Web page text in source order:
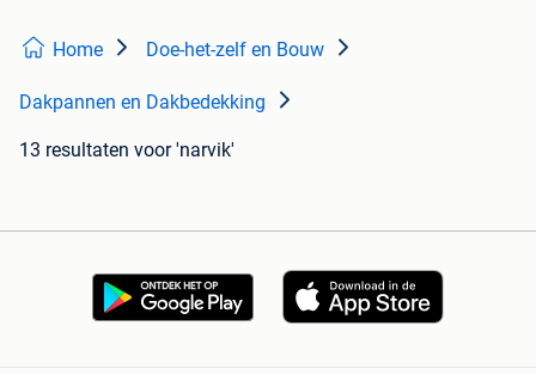
Home Doe-het-zelf en Bouw
Dakpannen en Dakbedekking
13 resultaten voor 'narvik'